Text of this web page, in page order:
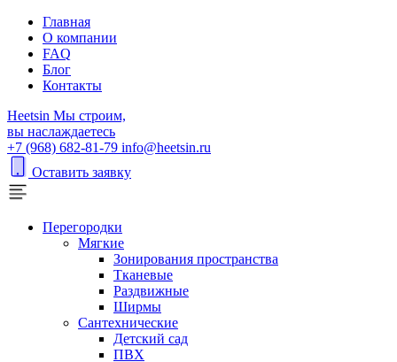
Главная
О компании
FAQ
Блог
Контакты
Heetsin Мы строим,
вы наслаждаетесь
+7 (968) 682-81-79 info@heetsin.ru
Оставить заявку
Перегородки
Мягкие
Зонирования пространства
Тканевые
Раздвижные
Ширмы
Сантехнические
Детский сад
ПВХ